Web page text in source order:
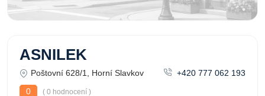
ASNILEK
Poštovní 628/1, Horní Slavkov
+420 777 062 193
0
( 0 hodnocení )